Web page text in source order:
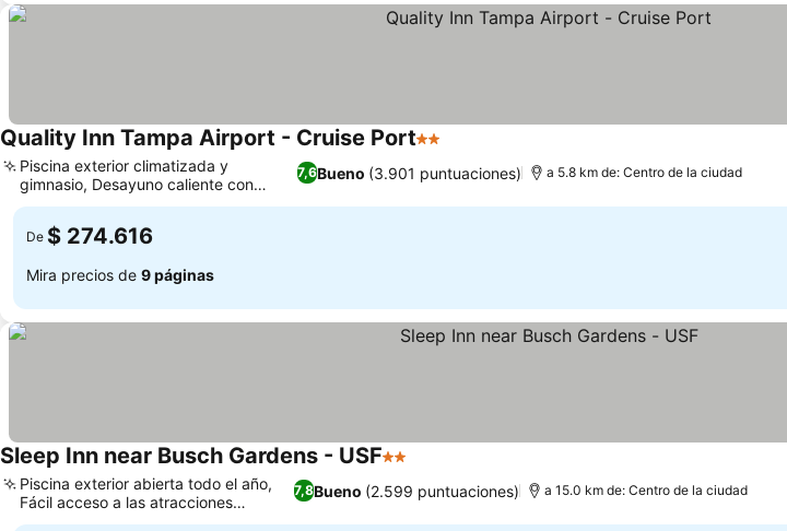
Quality Inn Tampa Airport - Cruise Port2 Estrellas
7,6Bueno (3.901 puntuaciones)
Piscina exterior climatizada y
gimnasio, Desayuno caliente con
variedad diaria
a 5.8 km de: Centro de la ciudad
De $ 274.616
Mira precios de 9 páginas
Sleep Inn near Busch Gardens - USF2 Estrellas
7,8Bueno (2.599 puntuaciones)
Piscina exterior abierta todo el año,
Fácil acceso a las atracciones
principales
a 15.0 km de: Centro de la ciudad